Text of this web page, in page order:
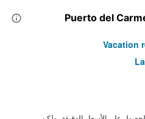
Vacation